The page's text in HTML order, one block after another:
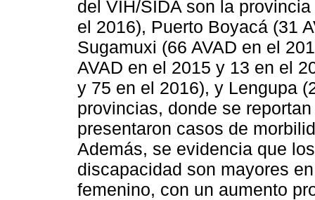
del VIH/SIDA son la
el 2016), Puerto Boyacá (31
Sugamuxi (66 AVAD en el
AVAD en el 2015 y 13 en el
y 75 en el 2016), y Lengupa
provincias, donde se
presentaron casos de
Además, se evidencia que
discapacidad son mayores
femenino, con un aumento